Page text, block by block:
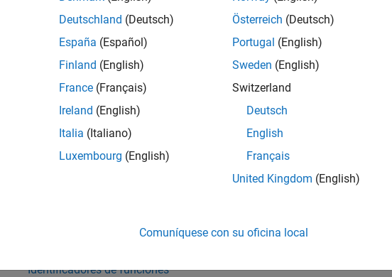
Texto en arreglos de caracteres y arreglos de cadenas
Arreglos de valores de fecha y hora que se pueden visualizar en
Arreglos categóricos
Arreglos de datos cualitativos con valores a partir de un conjunto finito
Tablas
Arreglos en formato tabular cuyas columnas designadas pueden tener
Horarios
Datos con marca de tiempo en formato tabular
Identificadores de funciones
Deutschland (Deutsch)
España (Español)
Finland (English)
France (Français)
Ireland (English)
Italia (Italiano)
Luxembourg (English)
Österreich (Deutsch)
Portugal (English)
Sweden (English)
Switzerland
Deutsch
English
Français
United Kingdom (English)
Comuníquese con su oficina local